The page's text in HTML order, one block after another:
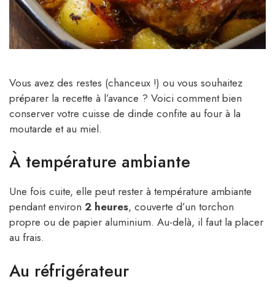
Vous avez des restes (chanceux !) ou vous souhaitez
préparer la recette à l’avance ? Voici comment bien
conserver votre cuisse de dinde confite au four à la
moutarde et au miel.
À température ambiante
Une fois cuite, elle peut rester à température ambiante
pendant environ 2 heures, couverte d’un torchon
propre ou de papier aluminium. Au-delà, il faut la placer
au frais.
Au réfrigérateur